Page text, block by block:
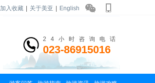
加入收藏 关于美亚 English
24小时咨询电话
023-86915016